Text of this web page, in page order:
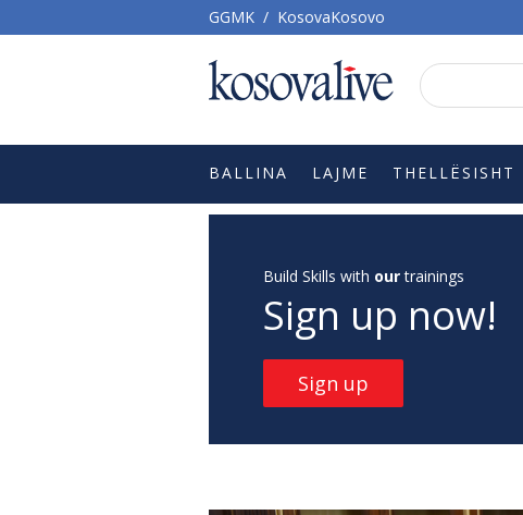
GGMK / KosovaKosovo
BALLINA LAJME THELLËSISHT
Build Skills with ourtrainings
Sign up now!
Sign up